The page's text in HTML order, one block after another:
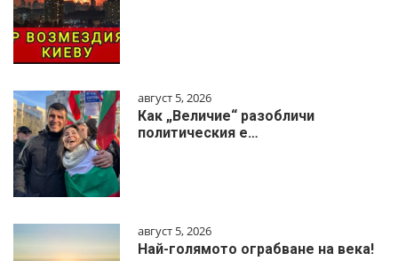
август 5, 2026
Как „Величие“ разобличи
политическия е…
август 5, 2026
Най-голямото ограбване на века!